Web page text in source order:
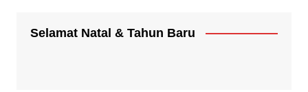
Selamat Natal & Tahun Baru